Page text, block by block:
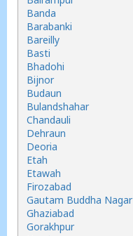
Banda
Barabanki
Bareilly
Basti
Bhadohi
Bijnor
Budaun
Bulandshahar
Chandauli
Dehraun
Deoria
Etah
Etawah
Firozabad
Gautam Buddha Nagar
Ghaziabad
Gorakhpur